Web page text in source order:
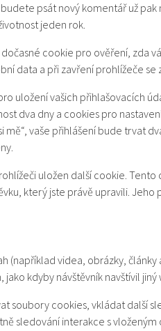
psát nový komentář už
jeden rok.
cookie pro ověření, zda
data a při zavření prohlížeče se
uložení vašich přihlašovacích
dva dny a cookies pro
vaše přihlášení bude trvat
uložen další cookie. Tento
který jste právě upravili. Jeho
(například videa, obrázky, články
kdyby návštěvník navštívil jiný
soubory cookies, vkládat další
sledování interakce s